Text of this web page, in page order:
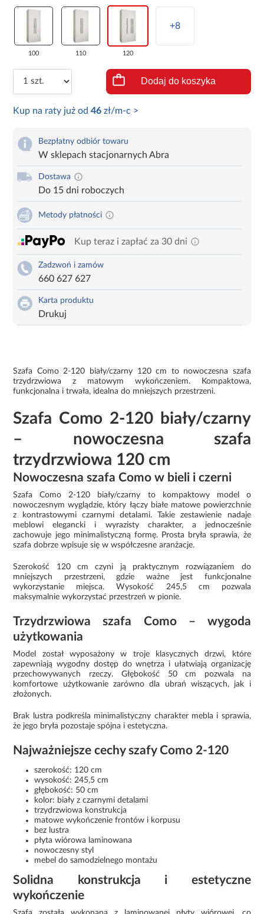
100 110 120
+8
Dodaj do koszyka
Kup na raty już od46 zł/m-c >
Bezpłatny odbiór towaru
W sklepach stacjonarnych Abra
Dostawa
Do 15 dni roboczych
Metody płatności
Kup teraz i zapłać za 30 dni
Zadzwoń i zamów
660 627 627
Karta produktu
Drukuj
Szafa Como 2-120 biały/czarny 120 cm to nowoczesna szafa
trzydrzwiowa z matowym wykończeniem. Kompaktowa,
funkcjonalna i trwała, idealna do mniejszych przestrzeni.
Szafa Como 2-120 biały/czarny
– nowoczesna szafa
trzydrzwiowa 120 cm
Nowoczesna szafa Como w bieli i czerni
Szafa Como 2-120 biały/czarny to kompaktowy model o
nowoczesnym wyglądzie, który łączy białe matowe powierzchnie
z kontrastowymi czarnymi detalami. Takie zestawienie nadaje
meblowi elegancki i wyrazisty charakter, a jednocześnie
zachowuje jego minimalistyczną formę. Prosta bryła sprawia, że
szafa dobrze wpisuje się w współczesne aranżacje.
Szerokość 120 cm czyni ją praktycznym rozwiązaniem do
mniejszych przestrzeni, gdzie ważne jest funkcjonalne
wykorzystanie miejsca. Wysokość 245,5 cm pozwala
maksymalnie wykorzystać przestrzeń w pionie.
Trzydrzwiowa szafa Como – wygoda
użytkowania
Model został wyposażony w troje klasycznych drzwi, które
zapewniają wygodny dostęp do wnętrza i ułatwiają organizację
przechowywanych rzeczy. Głębokość 50 cm pozwala na
komfortowe użytkowanie zarówno dla ubrań wiszących, jak i
złożonych.
Brak lustra podkreśla minimalistyczny charakter mebla i sprawia,
że jego bryła pozostaje spójna i estetyczna.
Najważniejsze cechy szafy Como 2-120
szerokość: 120 cm
wysokość: 245,5 cm
głębokość: 50 cm
kolor: biały z czarnymi detalami
trzydrzwiowa konstrukcja
matowe wykończenie frontów i korpusu
bez lustra
płyta wiórowa laminowana
nowoczesny styl
mebel do samodzielnego montażu
Solidna konstrukcja i estetyczne
wykończenie